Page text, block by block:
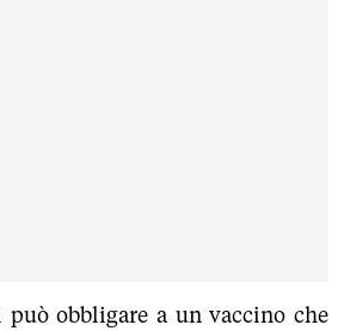
può obbligare a un vaccino che